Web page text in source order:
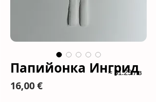
Папийонка Ингрид
16,00 €Цена
≈ 31.29 лв